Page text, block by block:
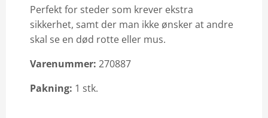
Perfekt for steder som krever ekstra
sikkerhet, samt der man ikke ønsker at andre
skal se en død rotte eller mus.
Varenummer: 270887
Pakning: 1 stk.
Karriere
Email: info@vilofarm.no